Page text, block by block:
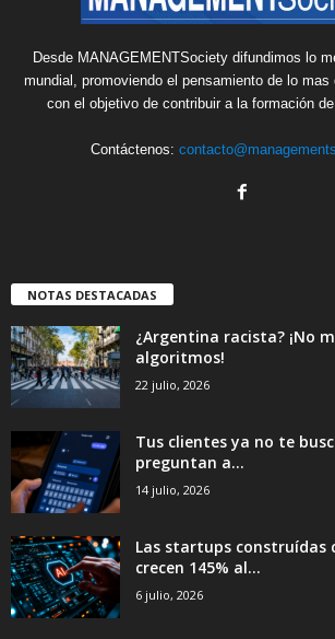
Desde MANAGEMENTSociety difundimos lo
mundial, promoviendo el pensamiento de lo
con el objetivo de contribuir a la formación
Contáctenos:
NOTAS DESTACADAS
¿Argentina racista? ¡No
algoritmos!
22 julio, 2026
Tus clientes ya no te
preguntan a...
14 julio, 2026
Las startups construídas
crecen 145% al...
6 julio, 2026